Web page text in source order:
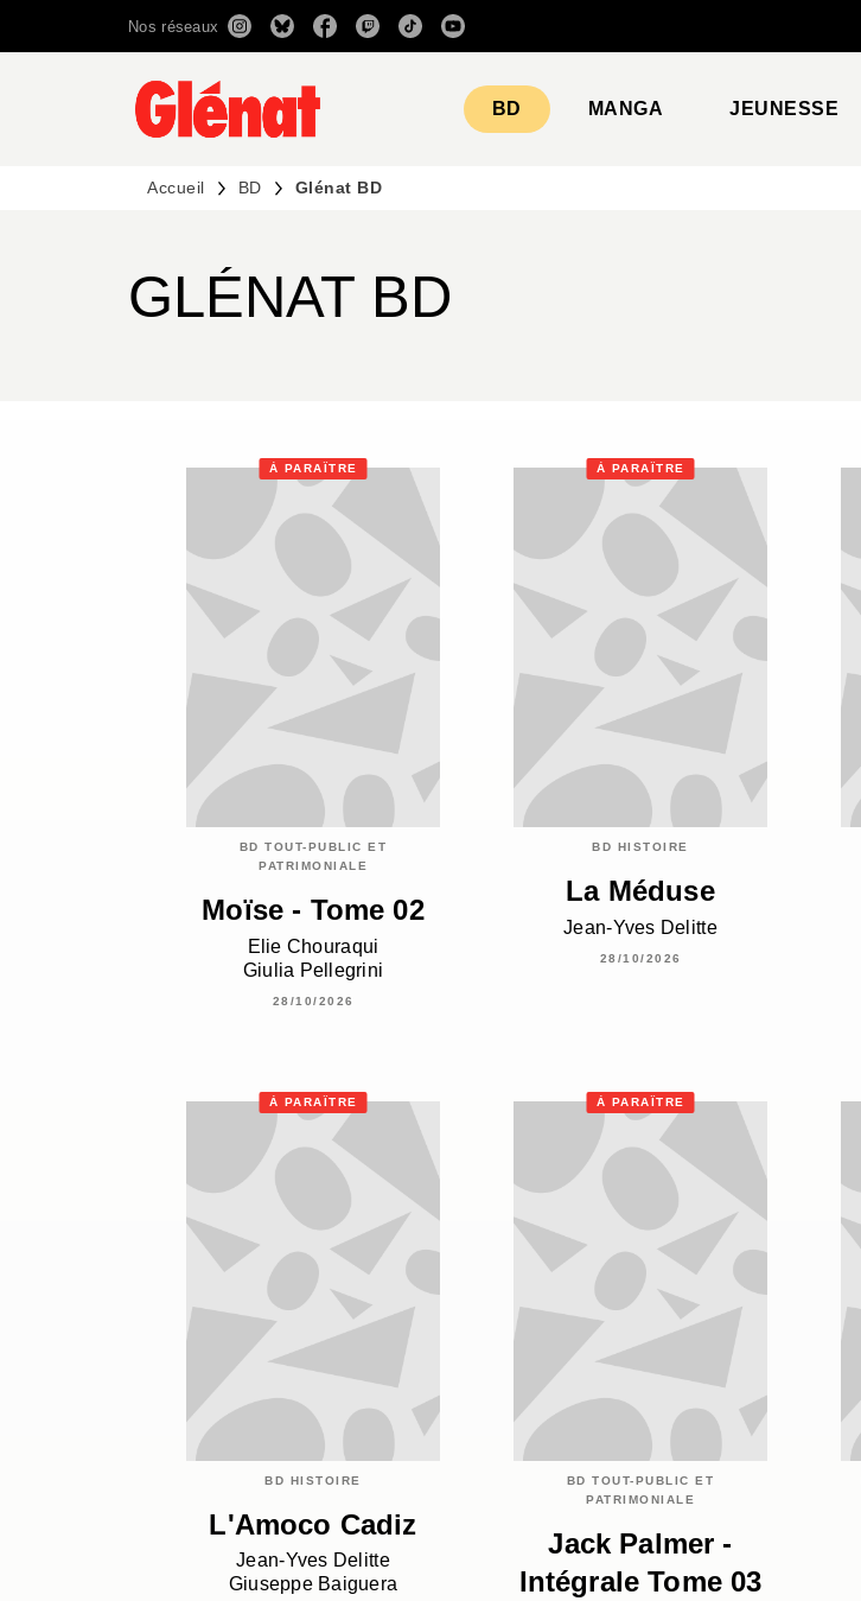
RECHERCHE CONTENU
Nos réseaux
BD MANGA JEUNESSE
Accueil BD Glénat BD
GLÉNAT BD
À PARAÎTRE
BD TOUT-PUBLIC ET
PATRIMONIALE
Moïse - Tome 02
Elie Chouraqui
Giulia Pellegrini
28/10/2026
À PARAÎTRE
BD HISTOIRE
La Méduse
Jean-Yves Delitte
28/10/2026
À PARAÎTRE
BD HISTOIRE
L'Amoco Cadiz
Jean-Yves Delitte
Giuseppe Baiguera
À PARAÎTRE
BD TOUT-PUBLIC ET
PATRIMONIALE
Jack Palmer -
Intégrale Tome 03